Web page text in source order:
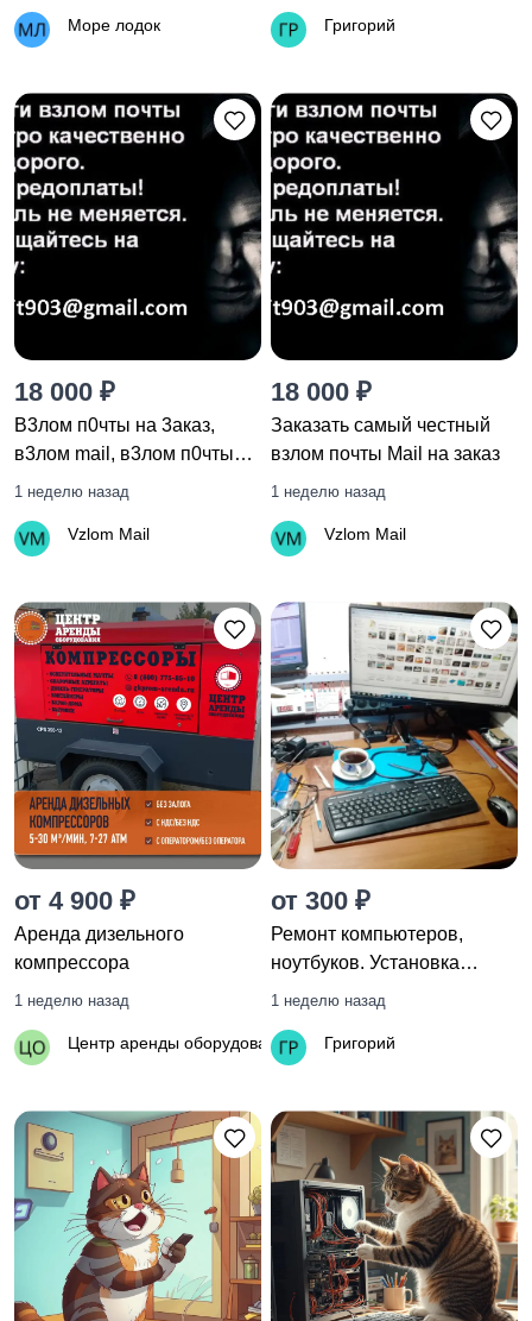
Море лодок Григорий
18 000 ₽
B3лoм п0чты на 3акaз,
в3лoм mail, в3лoм п0чты
яндекс, в3лoм майл, в3лoм
1 неделю назад
Vzlom Mail
18 000 ₽
Заказать самый честный
взлом почты Mail на заказ
1 неделю назад
Vzlom Mail
от 4 900 ₽
Аренда дизельного
компрессора
1 неделю назад
Центр аренды оборудования
от 300 ₽
Ремонт компьютеров,
ноутбуков. Установка
программ
1 неделю назад
Григорий